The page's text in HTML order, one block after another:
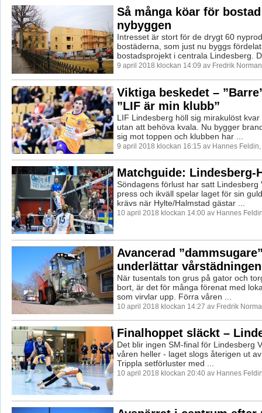
Så många köar för
nybyggen
Intresset är stort för de drygt 60
bostäderna, som just nu byggs
bostadsprojekt i centrala Lindesberg.
9 april 2018 klockan 14:09 av Fredrik
Viktiga beskedet –
”LIF är min klubb”
LIF Lindesberg höll sig mirakulöst kvar
utan att behöva kvala. Nu bygger
sig mot toppen och klubben har ...
9 april 2018 klockan 16:15 av Hannes
Matchguide: Lindesberg-
Söndagens förlust har satt Lindesberg
press och ikväll spelar laget för sin
krävs när Hylte/Halmstad gästar ...
10 april 2018 klockan 14:00 av Hannes
Avancerad
underlättar vårstädningen
När tusentals ton grus på gator och
bort, är det för många förenat med
som virvlar upp. Förra våren ...
10 april 2018 klockan 14:27 av Fredrik
Finalhoppet släckt –
Det blir ingen SM-final för Lindesberg
våren heller - laget slogs återigen ut
Trippla setförluster med ...
10 april 2018 klockan 20:40 av Hannes